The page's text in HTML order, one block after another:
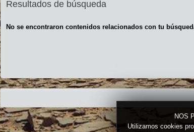
NOS
Utilizamos cookies
Resultados de búsqueda
No se encontraron contenidos relacionados con tu